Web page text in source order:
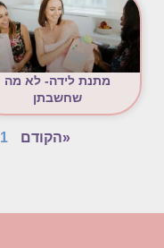
מתנת לידה- לא מה
שחשבתן
«הקודם 1